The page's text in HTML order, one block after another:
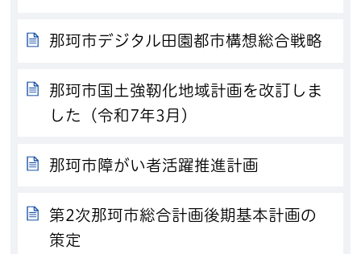
那珂市デジタル田園都市構想総合戦略
那珂市国土強靭化地域計画を改訂しま
した（令和7年3月）
那珂市障がい者活躍推進計画
第2次那珂市総合計画後期基本計画の
策定